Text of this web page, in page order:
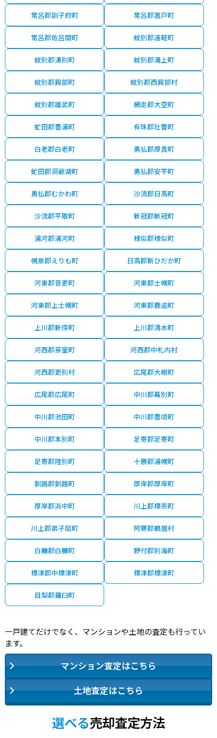
常呂郡訓子府町 常呂郡置戸町
常呂郡佐呂間町 紋別郡遠軽町
紋別郡湧別町 紋別郡滝上町
紋別郡興部町 紋別郡西興部村
紋別郡雄武町 網走郡大空町
虻田郡豊浦町 有珠郡壮瞥町
白老郡白老町 勇払郡厚真町
虻田郡洞爺湖町 勇払郡安平町
勇払郡むかわ町 沙流郡日高町
沙流郡平取町 新冠郡新冠町
浦河郡浦河町 様似郡様似町
幌泉郡えりも町 日高郡新ひだか町
河東郡音更町 河東郡士幌町
河東郡上士幌町 河東郡鹿追町
上川郡新得町 上川郡清水町
河西郡芽室町 河西郡中札内村
河西郡更別村 広尾郡大樹町
広尾郡広尾町 中川郡幕別町
中川郡池田町 中川郡豊頃町
中川郡本別町 足寄郡足寄町
足寄郡陸別町 十勝郡浦幌町
釧路郡釧路町 厚岸郡厚岸町
厚岸郡浜中町 川上郡標茶町
川上郡弟子屈町 阿寒郡鶴居村
白糠郡白糠町 野付郡別海町
標津郡中標津町 標津郡標津町
目梨郡羅臼町
一戸建てだけでなく、マンションや土地の査定も行ってい
ます。
マンション査定はこちら
土地査定はこちら
選べる売却査定方法